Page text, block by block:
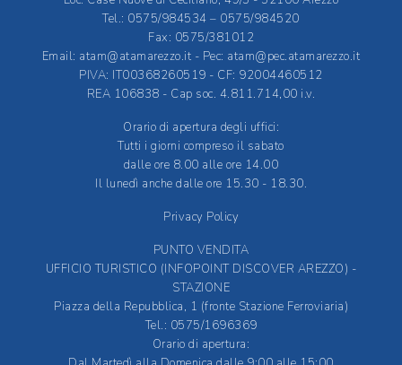
Tel.: 0575/984534 – 0575/984520
Fax: 0575/381012
Email: atam@atamarezzo.it - Pec: atam@pec.atamarezzo.it
PIVA: IT00368260519 - CF: 92004460512
REA 106838 - Cap soc. 4.811.714,00 i.v.
Orario di apertura degli uffici:
Tutti i giorni compreso il sabato
dalle ore 8.00 alle ore 14.00
Il lunedì anche dalle ore 15.30 - 18.30.
Privacy Policy
PUNTO VENDITA
UFFICIO TURISTICO (INFOPOINT DISCOVER AREZZO) -
STAZIONE
Piazza della Repubblica, 1 (fronte Stazione Ferroviaria)
Tel.: 0575/1696369
Orario di apertura: